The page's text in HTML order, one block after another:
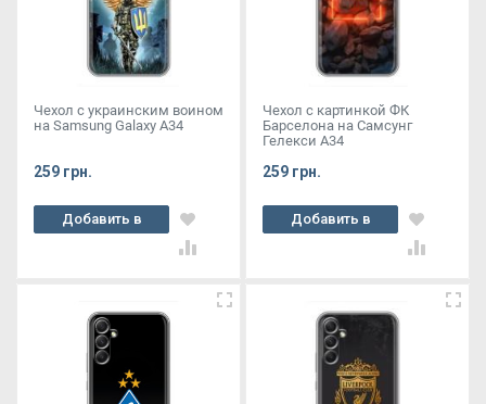
Чехол с украинским воином
на Samsung Galaxy A34
259 грн.
Добавить в
корзину
Чехол с картинкой ФК
Барселона на Самсунг
Гелекси А34
259 грн.
Добавить в
корзину